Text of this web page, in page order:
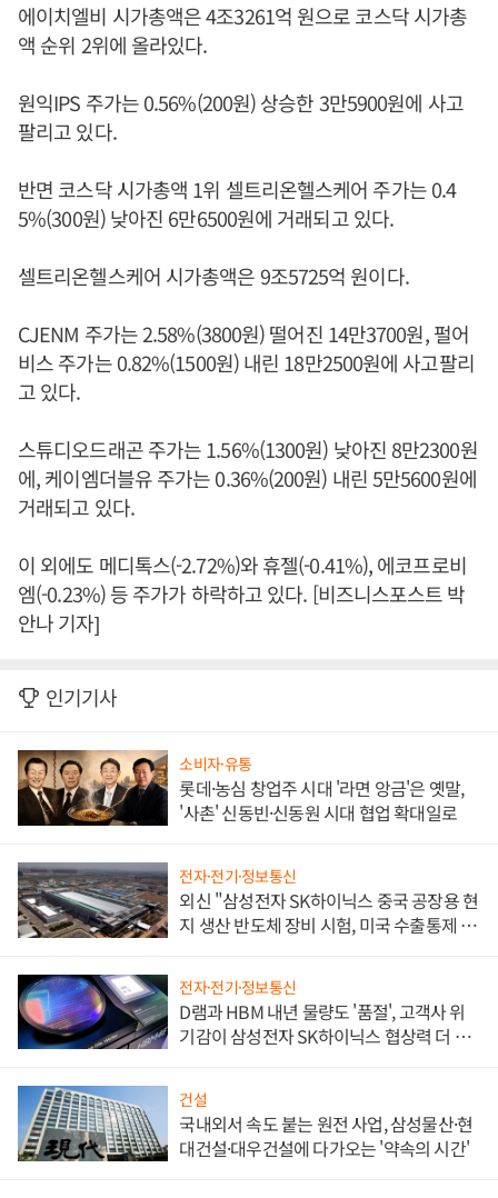
에이치엘비 시가총액은 4조3261억 원으로 코스닥 시가총
액 순위 2위에 올라있다.
원익IPS 주가는 0.56%(200원) 상승한 3만5900원에 사고
팔리고 있다.
반면 코스닥 시가총액 1위 셀트리온헬스케어 주가는 0.4
5%(300원) 낮아진 6만6500원에 거래되고 있다.
셀트리온헬스케어 시가총액은 9조5725억 원이다.
CJENM 주가는 2.58%(3800원) 떨어진 14만3700원, 펄어
비스 주가는 0.82%(1500원) 내린 18만2500원에 사고팔리
고 있다.
스튜디오드래곤 주가는 1.56%(1300원) 낮아진 8만2300원
에, 케이엠더블유 주가는 0.36%(200원) 내린 5만5600원에
거래되고 있다.
이 외에도 메디톡스(-2.72%)와 휴젤(-0.41%), 에코프로비
엠(-0.23%) 등 주가가 하락하고 있다. [비즈니스포스트 박
안나 기자]
인기기사
소비자·유통
롯데·농심 창업주 시대 '라면 앙금'은 옛말,
'사촌' 신동빈·신동원 시대 협업 확대일로
전자·전기·정보통신
외신 "삼성전자 SK하이닉스 중국 공장용 현
지 생산 반도체 장비 시험, 미국 수출통제 대
전자·전기·정보통신
D램과 HBM 내년 물량도 '품절', 고객사 위
기감이 삼성전자 SK하이닉스 협상력 더 키
건설
국내외서 속도 붙는 원전 사업, 삼성물산·현
대건설·대우건설에 다가오는 '약속의 시간'